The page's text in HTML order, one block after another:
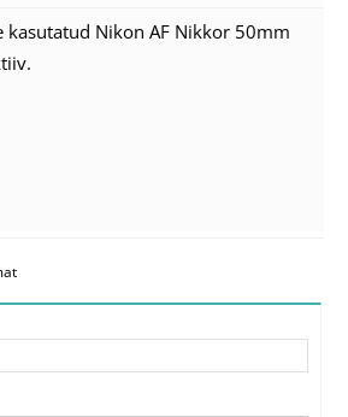
kasutatud Nikon AF Nikkor 50mm